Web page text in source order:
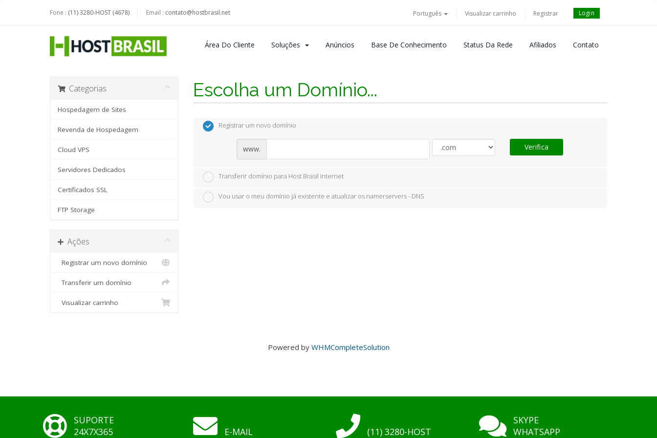
Fone : (11) 3280-HOST (4678) Email : contato@hostbrasil.net Português Visualizar carrinho Registrar Login
Área Do Cliente Soluções Anúncios Base De Conhecimento Status Da Rede Afiliados Contato
Categorias
Hospedagem de Sites
Revenda de Hospedagem
Cloud VPS
Servidores Dedicados
Certificados SSL
FTP Storage
Ações
Registrar um novo domínio
Transferir um domínio
Visualizar carrinho
Escolha um Domínio...
Registrar um novo domínio
www. Verifica
Transferir domínio para Host Brasil Internet
Vou usar o meu domínio já existente e atualizar os namerservers - DNS
Powered by WHMCompleteSolution
SUPORTE
24X7X365
E-MAIL (11) 3280-HOST
SKYPE
WHATSAPP